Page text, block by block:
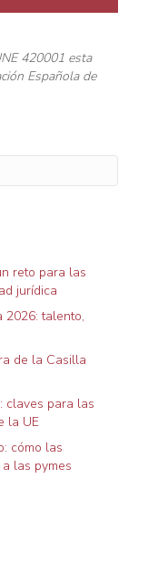
420001 esta
Española de
reto para las
jurídica
2026: talento,
de la Casilla
claves para las
la UE
cómo las
las pymes